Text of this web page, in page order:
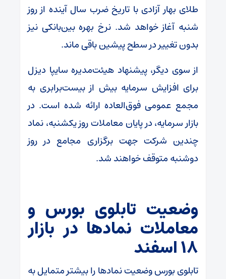
طلای بهار آزادی با تاریخ ضرب سال آینده از روز
شنبه آغاز خواهد شد. نرخ بهره بین‌بانکی نیز
بدون تغییر در سطح پیشین باقی ماند.
از سوی دیگر، پیشنهاد هیئت‌مدیره سایپا دیزل
برای افزایش سرمایه بیش از بیست‌برابری به
مجمع عمومی فوق‌العاده ارائه شده است. در
بازار سرمایه، در پایان معاملات روز یکشنبه، نماد
چندین شرکت جهت برگزاری مجامع در روز
دوشنبه متوقف خواهند شد.
وضعیت تابلوی بورس و
معاملات نمادها در بازار
۱۸ اسفند
تابلوی بورس وضعیت نمادها را بیشتر متمایل به